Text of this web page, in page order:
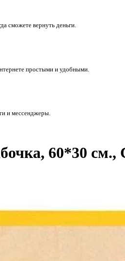
сможете вернуть деньги.
простыми и удобными.
и мессенджеры.
60*30 см.,